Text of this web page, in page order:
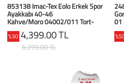
853138 Imac-Tex Eolo Erkek Spor
Ayakkabı 40-46
Kahve/Moro 04002/011 Tort-
Nero/Nero
%30 4,399.00 TL
6,299.00 TL
01